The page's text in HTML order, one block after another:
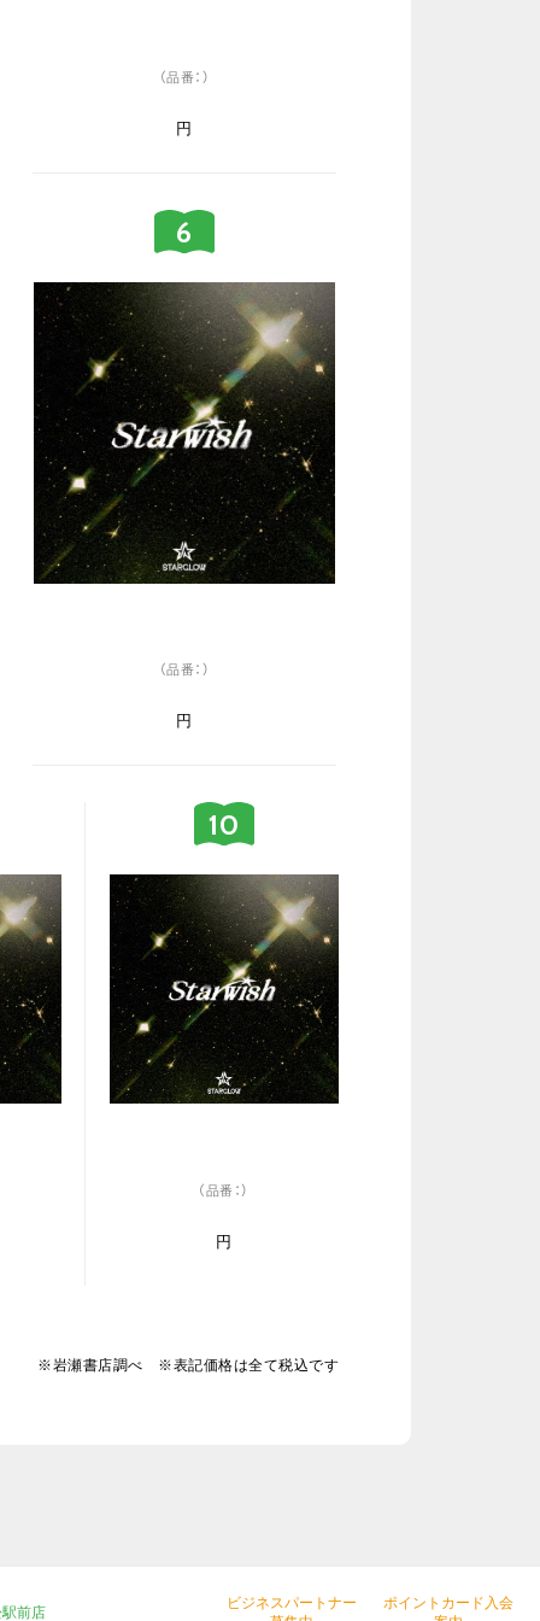
（品番：）
円
（品番：）
円
（品番：）
円
※岩瀬書店調べ ※表記価格は全て税込です
前店
ビジネスパートナー
ポイントカード入会